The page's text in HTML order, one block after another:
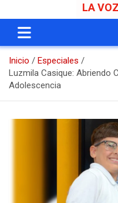
LA VOZ
Inicio
Especiales
Luzmila Casique: Abriendo
Adolescencia